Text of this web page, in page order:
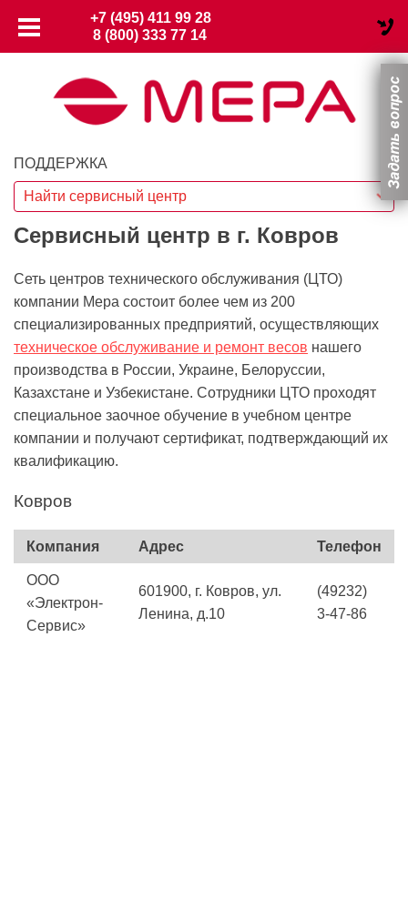
+7 (495) 411 99 28
8 (800) 333 77 14
ПОДДЕРЖКА
Найти сервисный центр
Сервисный центр в г. Ковров
Сеть центров технического обслуживания (ЦТО)
компании Мера состоит более чем из 200
специализированных предприятий, осуществляющих
техническое обслуживание и ремонт весов нашего
производства в России, Украине, Белоруссии,
Казахстане и Узбекистане. Сотрудники ЦТО проходят
специальное заочное обучение в учебном центре
компании и получают сертификат, подтверждающий их
квалификацию.
Ковров
Компания Адрес Телефон
ООО
«Электрон-
Сервис»
601900, г. Ковров, ул.
Ленина, д.10
(49232)
3-47-86